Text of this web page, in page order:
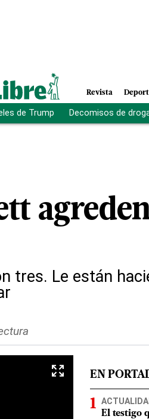
Revista
de Trump Decomisos de
tres. Le están
EN
El testigo